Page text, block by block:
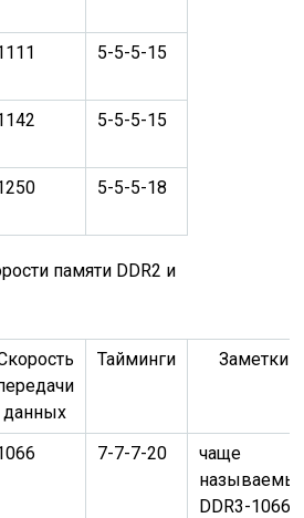
5-5-5-15
5-5-5-15
5-5-5-18
памяти DDR2 и
данных
Тайминги Заметки
7-7-7-20
чаще
DDR3-1066